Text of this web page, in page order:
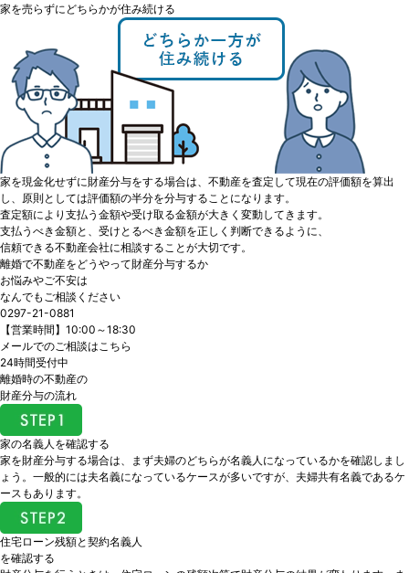
家を売らずにどちらかが住み続ける
家を現金化せずに財産分与をする場合は、不動産を査定して現在の評価額を算出
し、原則としては評価額の半分を分与することになります。
査定額により支払う金額や受け取る金額が大きく変動してきます。
支払うべき金額と、受けとるべき金額を正しく判断できるように、
信頼できる不動産会社に相談することが大切です。
離婚で不動産をどうやって財産分与するか
お悩みやご不安は
なんでもご相談ください
0297-21-0881
【営業時間】10:00～18:30
メールでのご相談はこちら
24時間受付中
離婚時の不動産の
財産分与の流れ
家の名義人を確認する
家を財産分与する場合は、まず夫婦のどちらが名義人になっているかを確認しまし
ょう。一般的には夫名義になっているケースが多いですが、夫婦共有名義であるケ
ースもあります。
住宅ローン残額と契約名義人
を確認する